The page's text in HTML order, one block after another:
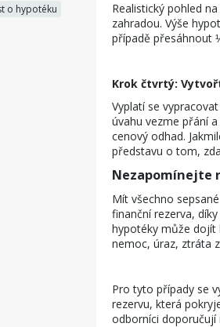
o hypotéku
Realistický pohled
zahradou. Výše
případě přesáhnout
Krok čtvrtý:
Vyplatí se
úvahu vezme přání
cenový odhad.
představu o tom,
Nezapomínejte
Mít všechno
finanční rezerva,
hypotéky může dojít
nemoc, úraz, ztráta
Pro tyto případy se
rezervu, která
odborníci doporučují